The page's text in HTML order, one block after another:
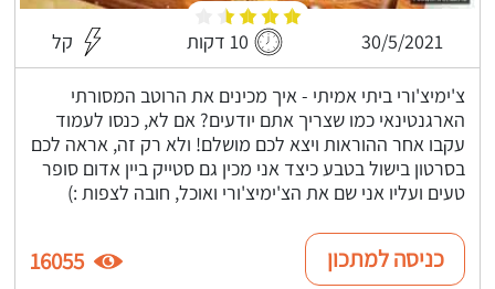
30/5/2021 10 דקות קל
צ'ימיצ'ורי ביתי אמיתי - איך מכינים את הרוטב המסורתי
הארגנטינאי כמו שצריך אתם יודעים? אם לא, כנסו לעמוד
עקבו אחר ההוראות ויצא לכם מושלם! ולא רק זה, אראה לכם
בסרטון בישול בטבע כיצד אני מכין גם סטייק ביין אדום סופר
טעים ועליו אני שם את הצ'ימיצ'ורי ואוכל, חובה לצפות :)
כניסה למתכון 16055